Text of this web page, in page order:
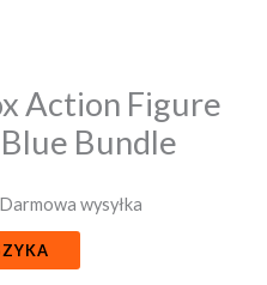
Action Figure
Bundle
wysyłka